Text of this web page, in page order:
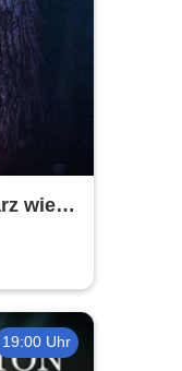
wie
19:00 Uhr